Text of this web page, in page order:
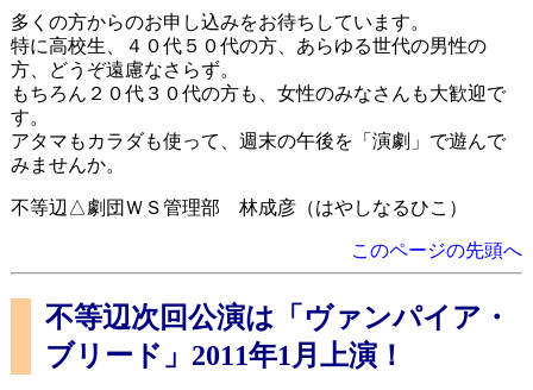
多くの方からのお申し込みをお待ちしています。
特に高校生、４０代５０代の方、あらゆる世代の男性の
方、どうぞ遠慮なさらず。
もちろん２０代３０代の方も、女性のみなさんも大歓迎で
す。
アタマもカラダも使って、週末の午後を「演劇」で遊んで
みませんか。
不等辺△劇団ＷＳ管理部 林成彦（はやしなるひこ）
このページの先頭へ
不等辺次回公演は「ヴァンパイア・
ブリード」2011年1月上演！